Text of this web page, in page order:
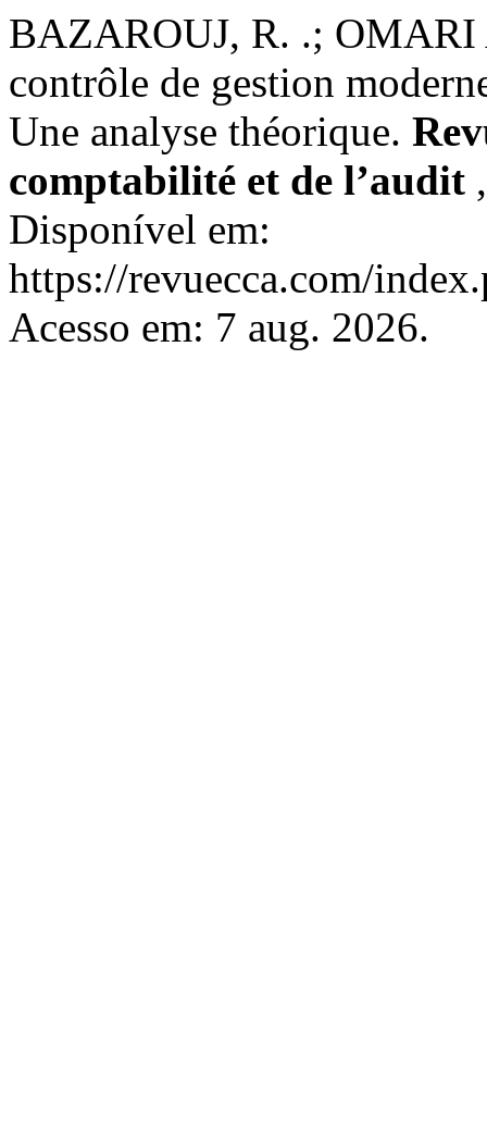
BAZAROUJ, R. .; OMARI
contrôle de gestion
Une analyse théorique.
comptabilité et de l’audit
Disponível em:
https://revuecca.com/
Acesso em: 7 aug. 2026.